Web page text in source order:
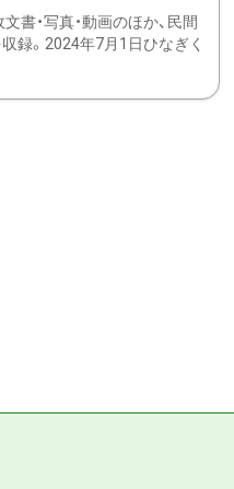
・写真・動画のほか、民間
録。2024年7月1日ひなぎく